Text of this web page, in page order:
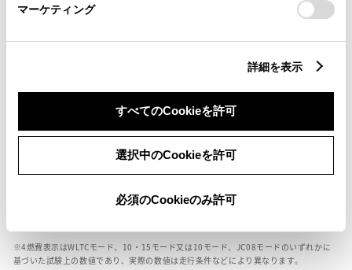
マーケティング
詳細を表示
すべてのCookieを許可
選択中のCookieを許可
必須のCookieのみ許可
装備・オプション
車の種類、仕様により数値が複数ある場合とサスペンション形式などにより、ホイ
ールベースが左右で数値が異なる場合がございます。
燃費表示はWLTCモード、10・15モード又は10モード、JC08モードのいずれかに
基づいた試験上の数値であり、実際の数値は走行条件などにより異なります。